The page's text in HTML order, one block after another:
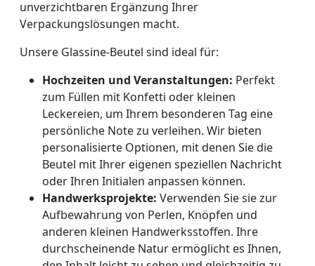
unverzichtbaren Ergänzung Ihrer
Verpackungslösungen macht.
Unsere Glassine-Beutel sind ideal für:
Hochzeiten und Veranstaltungen: Perfekt
zum Füllen mit Konfetti oder kleinen
Leckereien, um Ihrem besonderen Tag eine
persönliche Note zu verleihen. Wir bieten
personalisierte Optionen, mit denen Sie die
Beutel mit Ihrer eigenen speziellen Nachricht
oder Ihren Initialen anpassen können.
Handwerksprojekte: Verwenden Sie sie zur
Aufbewahrung von Perlen, Knöpfen und
anderen kleinen Handwerksstoffen. Ihre
durchscheinende Natur ermöglicht es Ihnen,